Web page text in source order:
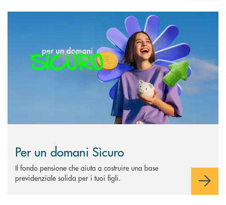
Per un domani Sìcuro
Il fondo pensione che aiuta a costruire una base
previdenziale solida per i tuoi figli.